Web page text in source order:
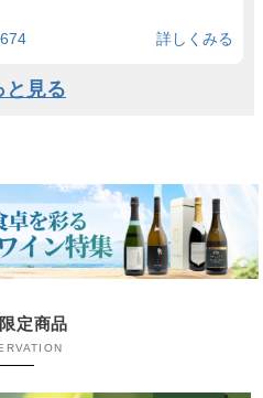
詳しくみる
と見る
定商品